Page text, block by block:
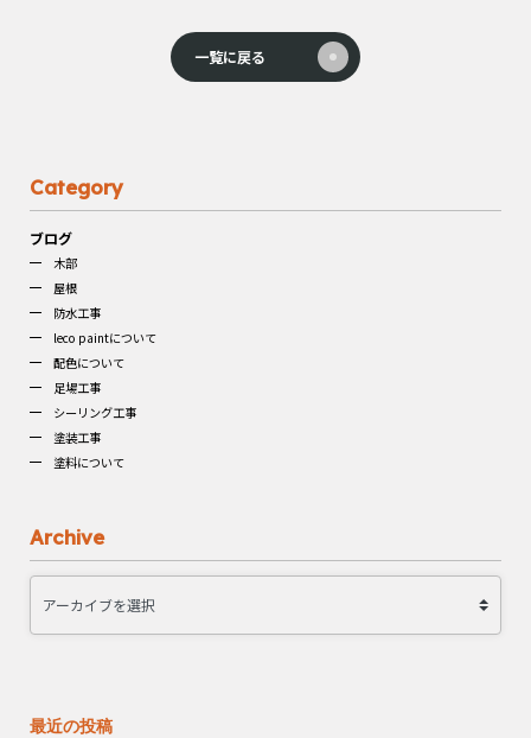
一覧に戻る
Category
ブログ
木部
屋根
防水工事
leco paintについて
配色について
足場工事
シーリング工事
塗装工事
塗料について
Archive
最近の投稿